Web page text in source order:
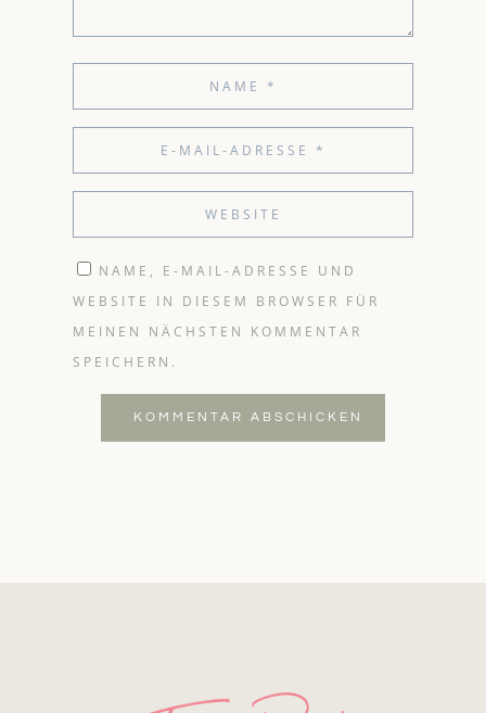
NAME, E-MAIL-ADRESSE UND
WEBSITE IN DIESEM BROWSER FÜR
MEINEN NÄCHSTEN KOMMENTAR
SPEICHERN.
KOMMENTAR ABSCHICKEN